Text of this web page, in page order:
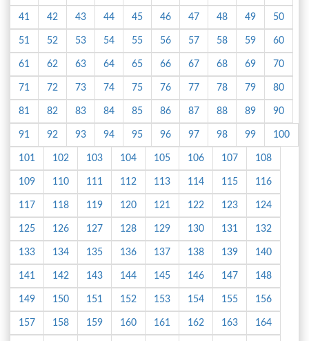
41 42 43 44 45 46 47 48 49 50
51 52 53 54 55 56 57 58 59 60
61 62 63 64 65 66 67 68 69 70
71 72 73 74 75 76 77 78 79 80
81 82 83 84 85 86 87 88 89 90
91 92 93 94 95 96 97 98 99 100
101 102 103 104 105 106 107 108
109 110 111 112 113 114 115 116
117 118 119 120 121 122 123 124
125 126 127 128 129 130 131 132
133 134 135 136 137 138 139 140
141 142 143 144 145 146 147 148
149 150 151 152 153 154 155 156
157 158 159 160 161 162 163 164